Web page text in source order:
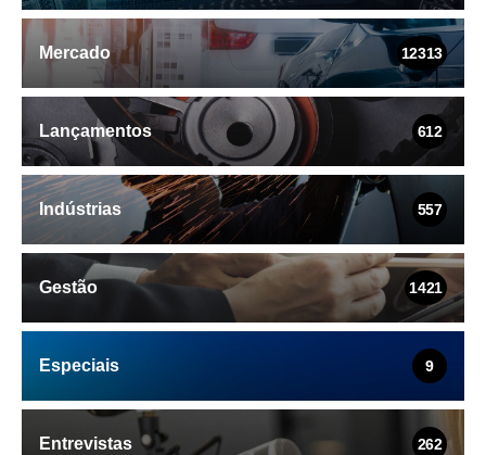
Mercado 12313
Lançamentos 612
Indústrias 557
Gestão 1421
Especiais 9
Entrevistas 262